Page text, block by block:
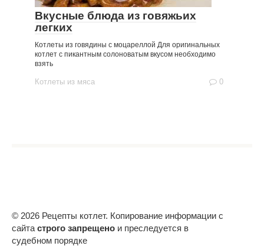
Вкусные блюда из говяжьих
легких
Котлеты из говядины с моцареллой Для оригинальных
котлет с пикантным солоноватым вкусом необходимо
взять
Котлеты из мяса 0
© 2026 Рецепты котлет. Копирование информации с
сайта строго запрещено и преследуется в
судебном порядке